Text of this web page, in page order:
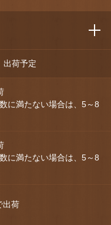
出荷予定
に満たない場合は、5～8
に満たない場合は、5～8
出荷